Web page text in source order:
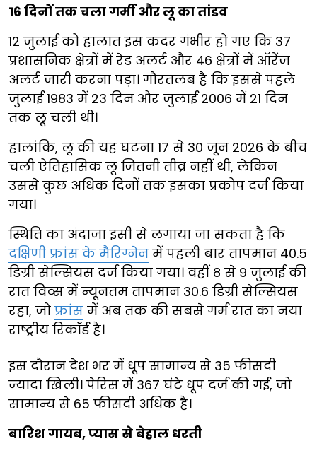
16 दिनों तक चला गर्मी और लू का तांडव
12 जुलाई को हालात इस कदर गंभीर हो गए कि 37
प्रशासनिक क्षेत्रों में रेड अलर्ट और 46 क्षेत्रों में ऑरेंज
अलर्ट जारी करना पड़ा। गौरतलब है कि इससे पहले
जुलाई 1983 में 23 दिन और जुलाई 2006 में 21 दिन
तक लू चली थी।
हालांकि, लू की यह घटना 17 से 30 जून 2026 के बीच
चली ऐतिहासिक लू जितनी तीव्र नहीं थी, लेकिन
उससे कुछ अधिक दिनों तक इसका प्रकोप दर्ज किया
गया।
स्थिति का अंदाजा इसी से लगाया जा सकता है कि
दक्षिणी फ्रांस के मैरिग्नेन में पहली बार तापमान 40.5
डिग्री सेल्सियस दर्ज किया गया। वहीं 8 से 9 जुलाई की
रात विव्स में न्यूनतम तापमान 30.6 डिग्री सेल्सियस
रहा, जो फ्रांस में अब तक की सबसे गर्म रात का नया
राष्ट्रीय रिकॉर्ड है।
इस दौरान देश भर में धूप सामान्य से 35 फीसदी
ज्यादा खिली। पेरिस में 367 घंटे धूप दर्ज की गई, जो
सामान्य से 65 फीसदी अधिक है।
बारिश गायब, प्यास से बेहाल धरती